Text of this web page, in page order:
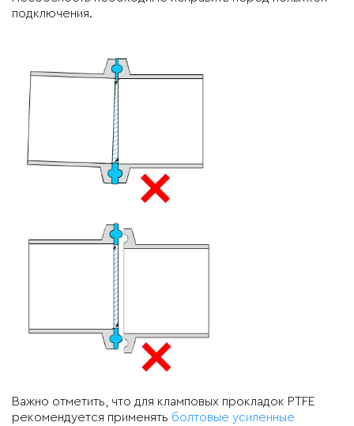
подключения.
Важно отметить, что для кламповых прокладок PTFE
рекомендуется применять болтовые усиленные